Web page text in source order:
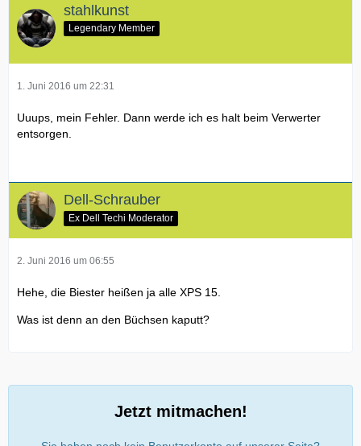
stahlkunst
Legendary Member
1. Juni 2016 um 22:31
Uuups, mein Fehler. Dann werde ich es halt beim Verwerter
entsorgen.
Dell-Schrauber
Ex Dell Techi Moderator
2. Juni 2016 um 06:55
Hehe, die Biester heißen ja alle XPS 15.
Was ist denn an den Büchsen kaputt?
Jetzt mitmachen!